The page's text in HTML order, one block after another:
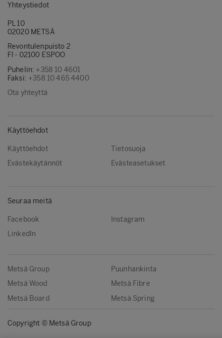
Yhteystiedot
PL 10
02020 METSÄ
Revontulenpuisto 2
FI - 02100 ESPOO
Puhelin: +358 10 4601
Faksi: +358 10 465 4400
Ota yhteyttä
Käyttöehdot
Käyttöehdot
Tietosuoja
Evästekäytännöt
Evästeasetukset
Seuraa meitä
Facebook
Instagram
LinkedIn
Metsä Group
Puunhankinta
Metsä Wood
Metsä Fibre
Metsä Board
Metsä Spring
Copyright © Metsä Group